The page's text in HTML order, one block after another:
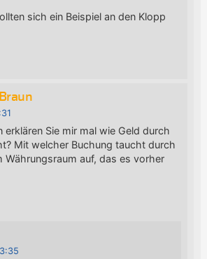
sich ein Beispiel an den Klopp
erklären Sie mir mal wie Geld durch
Mit welcher Buchung taucht durch
Währungsraum auf, das es vorher